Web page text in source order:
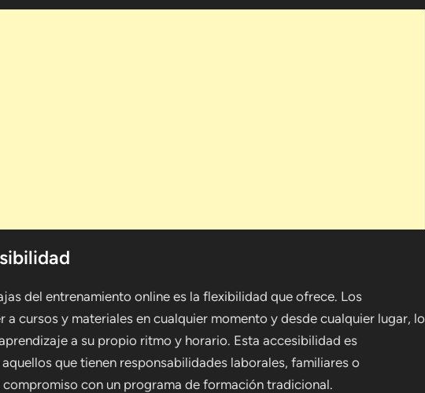
del entrenamiento online es la flexibilidad que ofrece. Los
a cursos y materiales en cualquier momento y desde cualquier lugar, lo
a su propio ritmo y horario. Esta accesibilidad es
que tienen responsabilidades laborales, familiares o
con un programa de formación tradicional.